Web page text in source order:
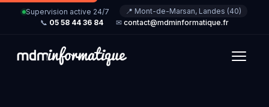
Supervision active 24/7
📍 Mont-de-Marsan, Landes (40)
📞 05 58 44 36 84 ✉ contact@mdminformatique.fr